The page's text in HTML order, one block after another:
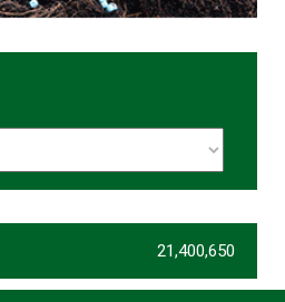
21,400,650